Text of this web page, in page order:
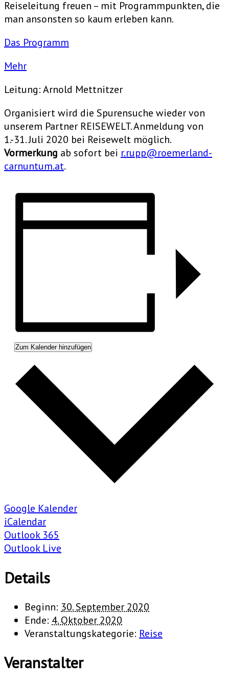
Reiseleitung freuen – mit Programmpunkten, die
man ansonsten so kaum erleben kann.
Das Programm
Mehr
Leitung: Arnold Mettnitzer
Organisiert wird die Spurensuche wieder von
unserem Partner REISEWELT. Anmeldung von
1.-31. Juli 2020 bei Reisewelt möglich.
Vormerkung ab sofort bei r.rupp@roemerland-
carnuntum.at.
Zum Kalender hinzufügen
Google Kalender
iCalendar
Outlook 365
Outlook Live
Details
Beginn: 30. September 2020
Ende: 4. Oktober 2020
Veranstaltungskategorie: Reise
Veranstalter